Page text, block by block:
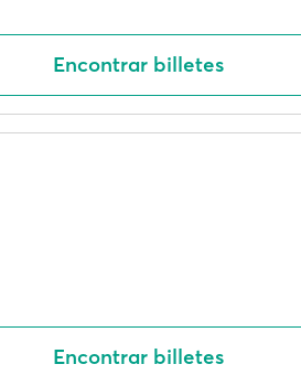
Encontrar billetes
Encontrar billetes